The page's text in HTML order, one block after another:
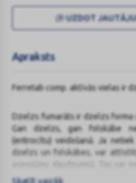
UZDOT
Apraksts
Ferretab comp. aktīvās vielas ir
Dzelzs fumarāts ir dzelzs
Gan dzelzs, gan folskābe
(eritrocītu) veidošanā. Ja
dzelzs un folskābes, var
nepieciešamība pēc dzelzs
Skatīt vairāk